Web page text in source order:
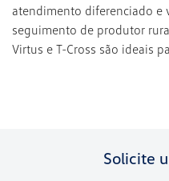
atendimento diferenciado e
seguimento de produtor
Virtus e T-Cross são ideais
Solicite